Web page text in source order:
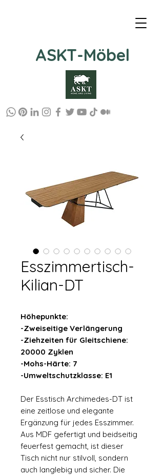
ASKT-Möbel
Esszimmertisch-
Kilian-DT
Höhepunkte:
-Zweiseitige Verlängerung
-Ziehzeiten für Gleitschiene:
20000 Zyklen
-Mohs-Härte: 7
-Umweltschutzklasse: E1
Der Esstisch Archimedes-DT ist
eine zeitlose und elegante
Ergänzung für jedes Esszimmer.
Aus MDF gefertigt und beidseitig
feuerfest gemacht, ist dieser
Tisch nicht nur stilvoll, sondern
auch langlebig und sicher. Die